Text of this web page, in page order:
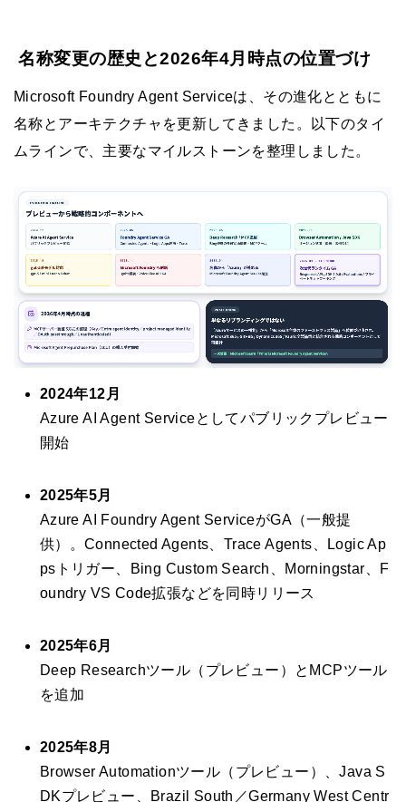
名称変更の歴史と2026年4月時点の位置づけ
Microsoft Foundry Agent Serviceは、その進化とともに
名称とアーキテクチャを更新してきました。以下のタイ
ムラインで、主要なマイルストーンを整理しました。
2024年12月
Azure AI Agent Serviceとしてパブリックプレビュー
開始
2025年5月
Azure AI Foundry Agent ServiceがGA（一般提
供）。Connected Agents、Trace Agents、Logic Ap
psトリガー、Bing Custom Search、Morningstar、F
oundry VS Code拡張などを同時リリース
2025年6月
Deep Researchツール（プレビュー）とMCPツール
を追加
2025年8月
Browser Automationツール（プレビュー）、Java S
DKプレビュー、Brazil South／Germany West Centr